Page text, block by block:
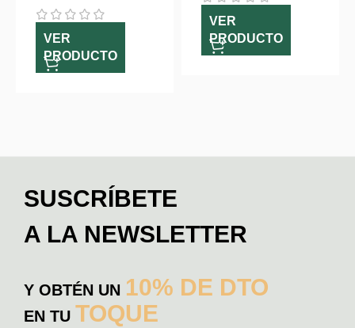
VER
PRODUCTO
VER
PRODUCTO
SUSCRÍBETE
A LA NEWSLETTER
Y OBTÉN UN 10% DE DTO
EN TU TOQUE